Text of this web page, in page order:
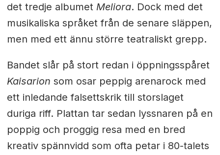
det tredje albumet Meliora. Dock med det
musikaliska språket från de senare släppen,
men med ett ännu större teatraliskt grepp.
Bandet slår på stort redan i öppningsspåret
Kaisarion som osar peppig arenarock med
ett inledande falsettskrik till storslaget
duriga riff. Plattan tar sedan lyssnaren på en
poppig och proggig resa med en bred
kreativ spännvidd som ofta petar i 80-talets